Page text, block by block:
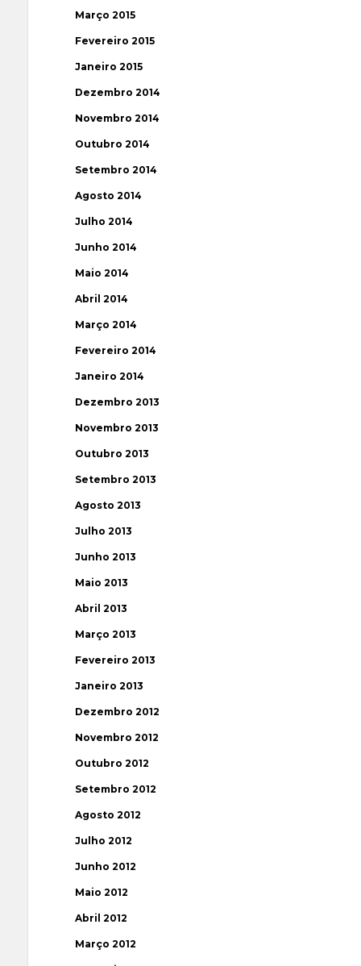
Março 2015
Fevereiro 2015
Janeiro 2015
Dezembro 2014
Novembro 2014
Outubro 2014
Setembro 2014
Agosto 2014
Julho 2014
Junho 2014
Maio 2014
Abril 2014
Março 2014
Fevereiro 2014
Janeiro 2014
Dezembro 2013
Novembro 2013
Outubro 2013
Setembro 2013
Agosto 2013
Julho 2013
Junho 2013
Maio 2013
Abril 2013
Março 2013
Fevereiro 2013
Janeiro 2013
Dezembro 2012
Novembro 2012
Outubro 2012
Setembro 2012
Agosto 2012
Julho 2012
Junho 2012
Maio 2012
Abril 2012
Março 2012